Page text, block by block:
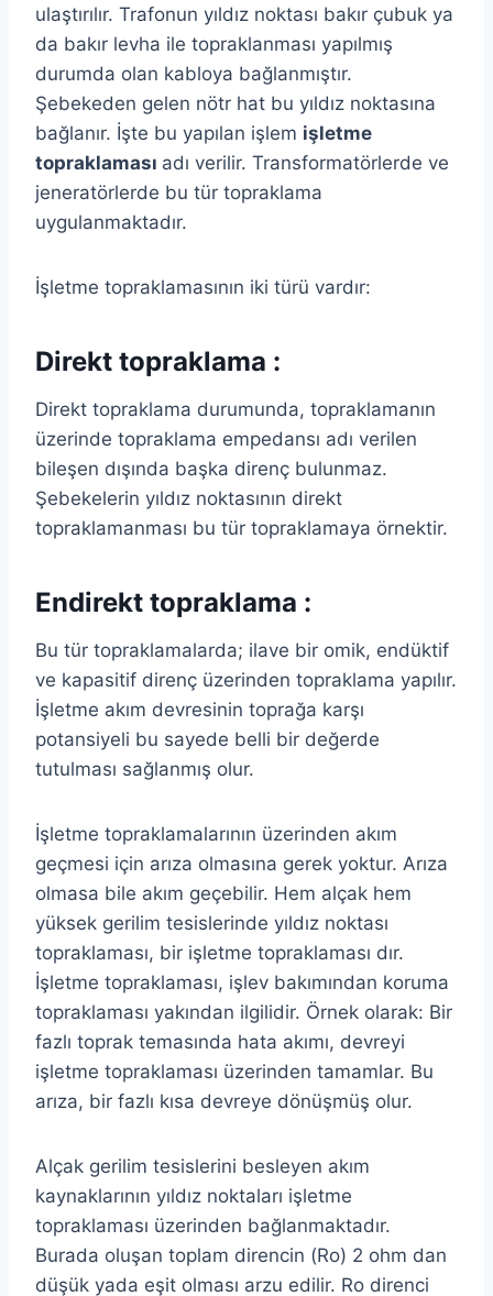
ulaştırılır. Trafonun yıldız noktası bakır çubuk ya
da bakır levha ile topraklanması yapılmış
durumda olan kabloya bağlanmıştır.
Şebekeden gelen nötr hat bu yıldız noktasına
bağlanır. İşte bu yapılan işlem işletme
topraklaması adı verilir. Transformatörlerde ve
jeneratörlerde bu tür topraklama
uygulanmaktadır.
İşletme topraklamasının iki türü vardır:
Direkt topraklama :
Direkt topraklama durumunda, topraklamanın
üzerinde topraklama empedansı adı verilen
bileşen dışında başka direnç bulunmaz.
Şebekelerin yıldız noktasının direkt
topraklamanması bu tür topraklamaya örnektir.
Endirekt topraklama :
Bu tür topraklamalarda; ilave bir omik, endüktif
ve kapasitif direnç üzerinden topraklama yapılır.
İşletme akım devresinin toprağa karşı
potansiyeli bu sayede belli bir değerde
tutulması sağlanmış olur.
İşletme topraklamalarının üzerinden akım
geçmesi için arıza olmasına gerek yoktur. Arıza
olmasa bile akım geçebilir. Hem alçak hem
yüksek gerilim tesislerinde yıldız noktası
topraklaması, bir işletme topraklaması dır.
İşletme topraklaması, işlev bakımından koruma
topraklaması yakından ilgilidir. Örnek olarak: Bir
fazlı toprak temasında hata akımı, devreyi
işletme topraklaması üzerinden tamamlar. Bu
arıza, bir fazlı kısa devreye dönüşmüş olur.
Alçak gerilim tesislerini besleyen akım
kaynaklarının yıldız noktaları işletme
topraklaması üzerinden bağlanmaktadır.
Burada oluşan toplam direncin (Ro) 2 ohm dan
düşük yada eşit olması arzu edilir. Ro direnci